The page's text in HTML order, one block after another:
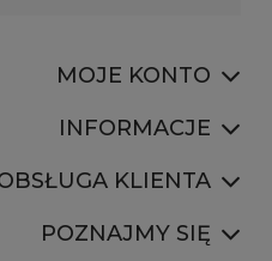
MOJE KONTO
INFORMACJE
KLIENTA
POZNAJMY SIĘ